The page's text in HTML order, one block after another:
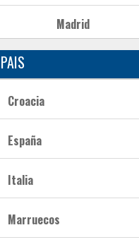
Madrid
PAIS
Croacia
España
Italia
Marruecos